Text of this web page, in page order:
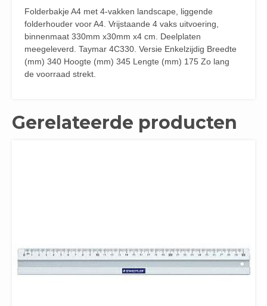
Folderbakje A4 met 4-vakken landscape, liggende
folderhouder voor A4. Vrijstaande 4 vaks uitvoering,
binnenmaat 330mm x30mm x4 cm. Deelplaten
meegeleverd. Taymar 4C330. Versie Enkelzijdig Breedte
(mm) 340 Hoogte (mm) 345 Lengte (mm) 175 Zo lang
de voorraad strekt.
Gerelateerde producten